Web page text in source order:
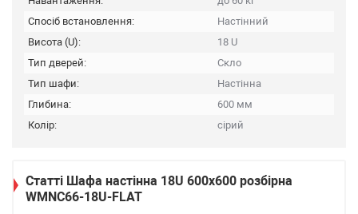
Спосіб встановлення:
Настінний
Висота (U):
18 U
Тип дверей:
Скло
Тип шафи:
Настінна
Глибина:
600 мм
Колір:
сірий
Статті Шафа настінна 18U 600х600 розбірна
WMNC66-18U-FLAT